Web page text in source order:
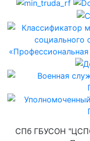
СПб ГБУСОН